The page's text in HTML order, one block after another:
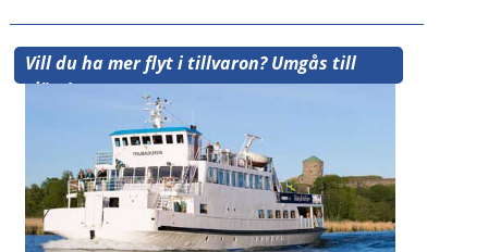
Vill du ha mer flyt i tillvaron? Umgås till
sjöss!